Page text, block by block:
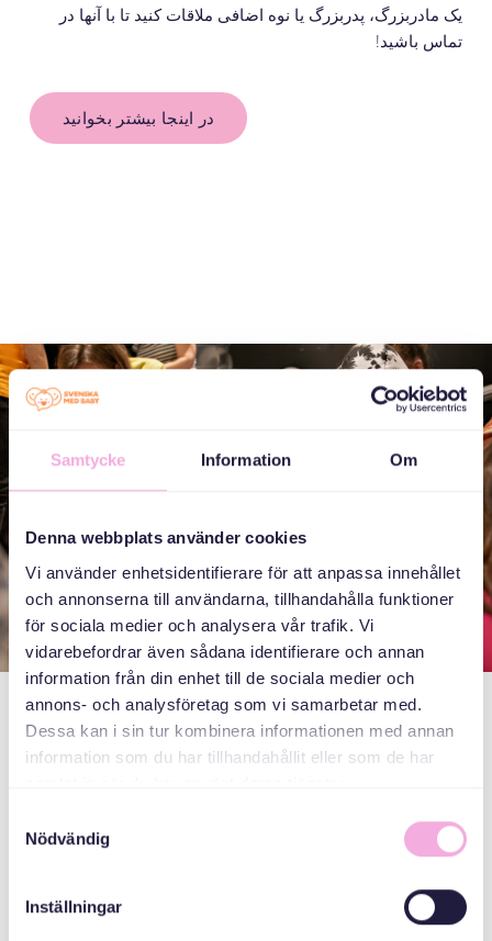
Samtycke Information Om
Denna webbplats använder cookies
Vi använder enhetsidentifierare för att anpassa innehållet
och annonserna till användarna, tillhandahålla funktioner
för sociala medier och analysera vår trafik. Vi
vidarebefordrar även sådana identifierare och annan
information från din enhet till de sociala medier och
annons- och analysföretag som vi samarbetar med.
Dessa kan i sin tur kombinera informationen med annan
information som du har tillhandahållit eller som de har
Nödvändig
Inställningar
یک مادربزرگ، پدربزرگ یا نوه اضافی ملاقات کنید تا با آنها در
تماس باشید!
در اینجا بیشتر بخوانید
گردهمایی های خانوادگی
år. Under de här träffarna pratar och fikar vi, precis som
på alla våra träffar. Men vi passar också på att testa något
baka pepparkakor. Ibland har vi besök av en gäst, kanske
arbetar gästen med att rita, då får vi tips som handlar om